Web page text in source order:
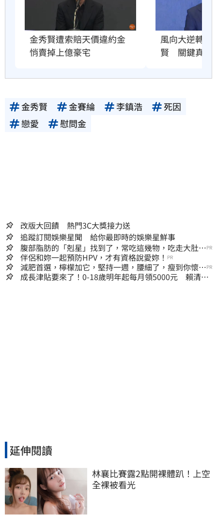
金秀賢遭索賠天價違約金
悄賣掉上億豪宅
風向大逆轉！
賢　關鍵真相
金秀賢 金賽綸 李鎮浩
死因
戀愛
慰問金
改版大回饋 熱門3C大獎接力送
追蹤訂閱娛樂星聞 給你最即時的娛樂星鮮事
腹部脂肪的「剋星」找到了，常吃這幾物，吃走大肚
囊，瘦出小蠻腰
PR
伴侶和妳一起預防HPV，才有資格說愛妳！ PR
減肥首選，檸檬加它，堅持一週，腰細了，瘦到你懷疑
人生
PR
成長津貼要來了！0-18歲明年起每月領5000元 賴清
延伸閱讀
林襄比賽露2點開裸體趴！上空
全裸被看光